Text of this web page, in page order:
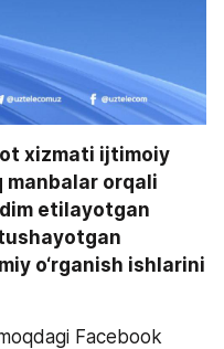
xizmati ijtimoiy
manbalar orqali
etilayotgan
o‘rganish ishlarini
Facebook